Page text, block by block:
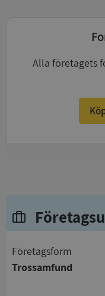
Alla företagets
företagsform
Trossamfund